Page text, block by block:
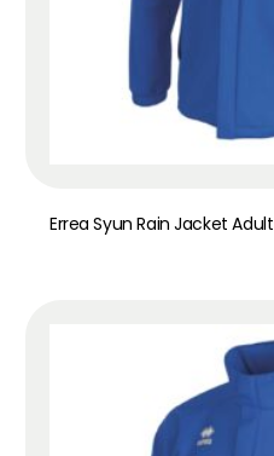
Errea Syun Rain Jacket Adult